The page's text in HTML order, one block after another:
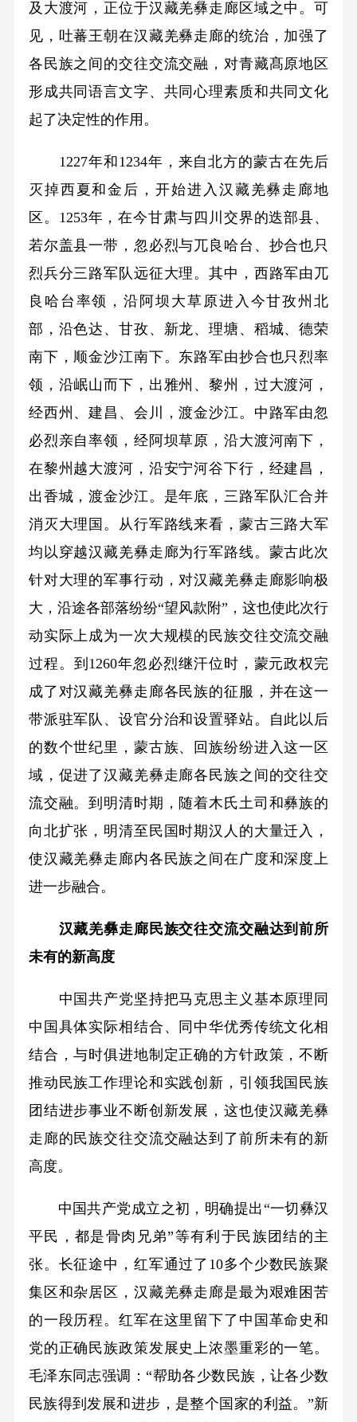
及大渡河，正位于汉藏羌彝走廊区域之中。可
见，吐蕃王朝在汉藏羌彝走廊的统治，加强了
各民族之间的交往交流交融，对青藏髙原地区
形成共同语言文字、共同心理素质和共同文化
起了决定性的作用。
1227年和1234年，来自北方的蒙古在先后
灭掉西夏和金后，开始进入汉藏羌彝走廊地
区。1253年，在今甘肃与四川交界的迭部县、
若尔盖县一带，忽必烈与兀良哈台、抄合也只
烈兵分三路军队远征大理。其中，西路军由兀
良哈台率领，沿阿坝大草原进入今甘孜州北
部，沿色达、甘孜、新龙、理塘、稻城、德荣
南下，顺金沙江南下。东路军由抄合也只烈率
领，沿岷山而下，出雅州、黎州，过大渡河，
经西州、建昌、会川，渡金沙江。中路军由忽
必烈亲自率领，经阿坝草原，沿大渡河南下，
在黎州越大渡河，沿安宁河谷下行，经建昌，
出香城，渡金沙江。是年底，三路军队汇合并
消灭大理国。从行军路线来看，蒙古三路大军
均以穿越汉藏羌彝走廊为行军路线。蒙古此次
针对大理的军事行动，对汉藏羌彝走廊影响极
大，沿途各部落纷纷“望风款附”，这也使此次行
动实际上成为一次大规模的民族交往交流交融
过程。到1260年忽必烈继汗位时，蒙元政权完
成了对汉藏羌彝走廊各民族的征服，并在这一
带派驻军队、设官分治和设置驿站。自此以后
的数个世纪里，蒙古族、回族纷纷进入这一区
域，促进了汉藏羌彝走廊各民族之间的交往交
流交融。到明清时期，随着木氏土司和彝族的
向北扩张，明清至民国时期汉人的大量迁入，
使汉藏羌彝走廊内各民族之间在广度和深度上
进一步融合。
汉藏羌彝走廊民族交往交流交融达到前所
未有的新高度
中国共产党坚持把马克思主义基本原理同
中国具体实际相结合、同中华优秀传统文化相
结合，与时俱进地制定正确的方针政策，不断
推动民族工作理论和实践创新，引领我国民族
团结进步事业不断创新发展，这也使汉藏羌彝
走廊的民族交往交流交融达到了前所未有的新
高度。
中国共产党成立之初，明确提出“一切彝汉
平民，都是骨肉兄弟”等有利于民族团结的主
张。长征途中，红军通过了10多个少数民族聚
集区和杂居区，汉藏羌彝走廊是最为艰难困苦
的一段历程。红军在这里留下了中国革命史和
党的正确民族政策发展史上浓墨重彩的一笔。
毛泽东同志强调：“帮助各少数民族，让各少数
民族得到发展和进步，是整个国家的利益。”新